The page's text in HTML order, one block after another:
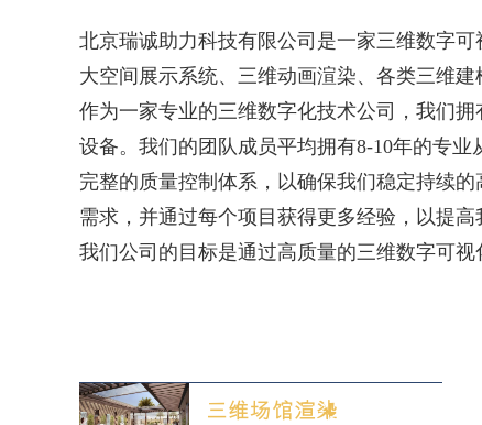
北京瑞诚助力科技有限公司是一家三维数字
大空间展示系统、三维动画渲染、各类三维
作为一家专业的三维数字化技术公司，我们
设备。我们的团队成员平均拥有8-10年的专
完整的质量控制体系，以确保我们稳定持续
需求，并通过每个项目获得更多经验，以提
我们公司的目标是通过高质量的三维数字可视
三维场馆渲染